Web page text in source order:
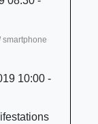
smartphone
10:00 -